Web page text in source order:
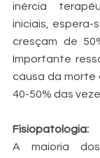
inércia
iniciais, espera-
cresçam de
Importante
causa da morte
40-50% das
Fisiopatologia:
A maioria